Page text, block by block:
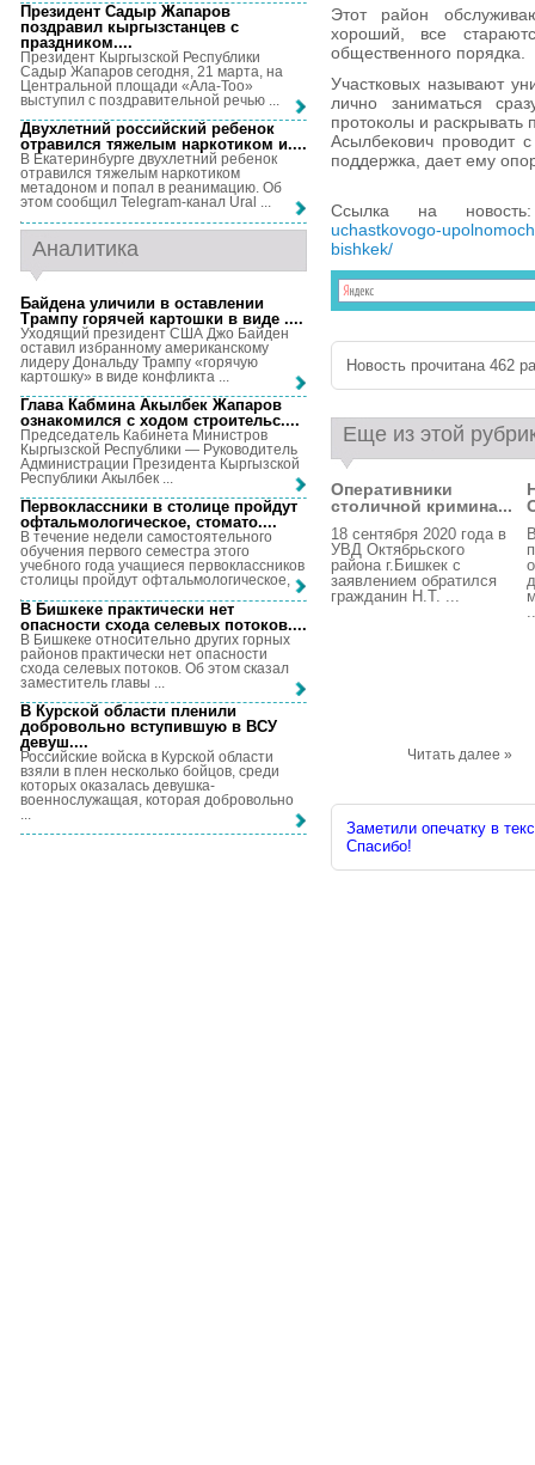
Этот район
хороший, все
общественного порядка.
Участковых называют
лично заниматься
протоколы и
Асылбекович проводит
поддержка, дает ему
Ссылка на
uchastkovogo-
bishkek/
Новость прочитана 462
Еще из этой
Оперативники
столичной кримина...
18 сентября 2020 года в
УВД Октябрьского
района г.Бишкек с
заявлением обратился
гражданин Н.Т. ...
Читать далее »
Заметили опечатку в
Спасибо!
Президент Садыр Жапаров
поздравил кыргызстанцев с
праздником....
Президент Кыргызской Республики
Садыр Жапаров сегодня, 21 марта, на
Центральной площади «Ала-Тоо»
выступил с поздравительной речью ...
Двухлетний российский ребенок
отравился тяжелым наркотиком и....
В Екатеринбурге двухлетний ребенок
отравился тяжелым наркотиком
метадоном и попал в реанимацию. Об
этом сообщил Telegram-канал Ural ...
Аналитика
Байдена уличили в оставлении
Трампу горячей картошки в виде ....
Уходящий президент США Джо Байден
оставил избранному американскому
лидеру Дональду Трампу «горячую
картошку» в виде конфликта ...
Глава Кабмина Акылбек Жапаров
ознакомился с ходом строительс....
Председатель Кабинета Министров
Кыргызской Республики — Руководитель
Администрации Президента Кыргызской
Республики Акылбек ...
Первоклассники в столице пройдут
офтальмологическое, стомато....
В течение недели самостоятельного
обучения первого семестра этого
учебного года учащиеся первоклассников
столицы пройдут офтальмологическое, ...
В Бишкеке практически нет
опасности схода селевых потоков....
В Бишкеке относительно других горных
районов практически нет опасности
схода селевых потоков. Об этом сказал
заместитель главы ...
В Курской области пленили
добровольно вступившую в ВСУ
девуш....
Российские войска в Курской области
взяли в плен несколько бойцов, среди
которых оказалась девушка-
военнослужащая, которая добровольно
...